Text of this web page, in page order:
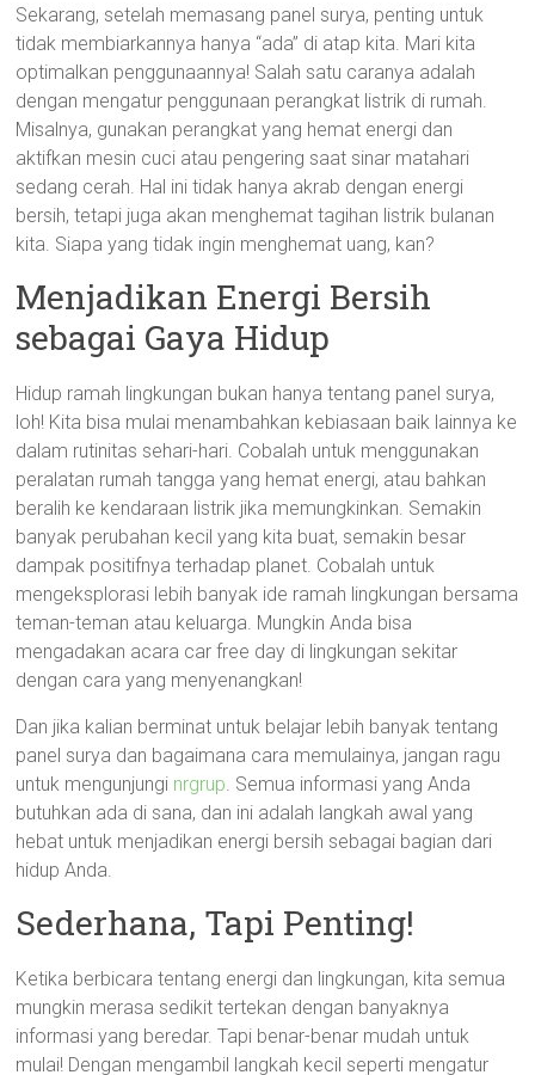
Sekarang, setelah memasang panel surya, penting untuk
tidak membiarkannya hanya “ada” di atap kita. Mari kita
optimalkan penggunaannya! Salah satu caranya adalah
dengan mengatur penggunaan perangkat listrik di rumah.
Misalnya, gunakan perangkat yang hemat energi dan
aktifkan mesin cuci atau pengering saat sinar matahari
sedang cerah. Hal ini tidak hanya akrab dengan energi
bersih, tetapi juga akan menghemat tagihan listrik bulanan
kita. Siapa yang tidak ingin menghemat uang, kan?
Menjadikan Energi Bersih
sebagai Gaya Hidup
Hidup ramah lingkungan bukan hanya tentang panel surya,
loh! Kita bisa mulai menambahkan kebiasaan baik lainnya ke
dalam rutinitas sehari-hari. Cobalah untuk menggunakan
peralatan rumah tangga yang hemat energi, atau bahkan
beralih ke kendaraan listrik jika memungkinkan. Semakin
banyak perubahan kecil yang kita buat, semakin besar
dampak positifnya terhadap planet. Cobalah untuk
mengeksplorasi lebih banyak ide ramah lingkungan bersama
teman-teman atau keluarga. Mungkin Anda bisa
mengadakan acara car free day di lingkungan sekitar
dengan cara yang menyenangkan!
Dan jika kalian berminat untuk belajar lebih banyak tentang
panel surya dan bagaimana cara memulainya, jangan ragu
untuk mengunjungi nrgrup. Semua informasi yang Anda
butuhkan ada di sana, dan ini adalah langkah awal yang
hebat untuk menjadikan energi bersih sebagai bagian dari
hidup Anda.
Sederhana, Tapi Penting!
Ketika berbicara tentang energi dan lingkungan, kita semua
mungkin merasa sedikit tertekan dengan banyaknya
informasi yang beredar. Tapi benar-benar mudah untuk
mulai! Dengan mengambil langkah kecil seperti mengatur